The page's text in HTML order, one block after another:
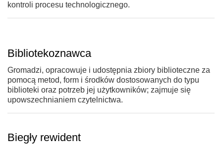
kontroli procesu technologicznego.
Bibliotekoznawca
Gromadzi, opracowuje i udostępnia zbiory biblioteczne za
pomocą metod, form i środków dostosowanych do typu
biblioteki oraz potrzeb jej użytkowników; zajmuje się
upowszechnianiem czytelnictwa.
Biegły rewident